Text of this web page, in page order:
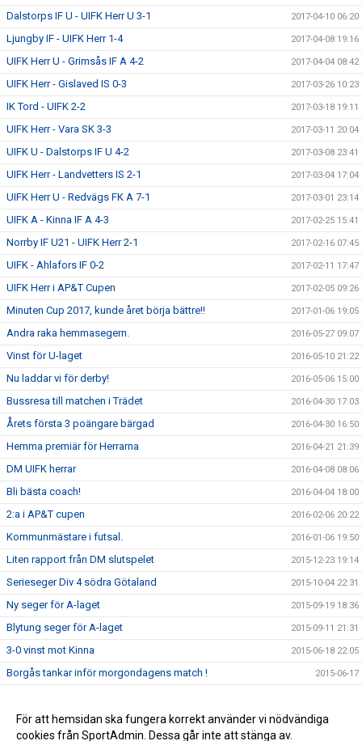
Dalstorps IF U - UIFK Herr U 3-1 2017-04-10 06:20
Ljungby IF - UIFK Herr 1-4 2017-04-08 19:16
UIFK Herr U - Grimsås IF A 4-2 2017-04-04 08:42
UIFK Herr - Gislaved IS 0-3 2017-03-26 10:23
IK Tord - UIFK 2-2 2017-03-18 19:11
UIFK Herr - Vara SK 3-3 2017-03-11 20:04
UIFK U - Dalstorps IF U 4-2 2017-03-08 23:41
UIFK Herr - Landvetters IS 2-1 2017-03-04 17:04
UIFK Herr U - Redvägs FK A 7-1 2017-03-01 23:14
UIFK A - Kinna IF A 4-3 2017-02-25 15:41
Norrby IF U21 - UIFK Herr 2-1 2017-02-16 07:45
UIFK - Ahlafors IF 0-2 2017-02-11 17:47
UIFK Herr i AP&T Cupen 2017-02-05 09:26
Minuten Cup 2017, kunde året börja bättre!! 2017-01-06 19:05
Andra raka hemmasegern. 2016-05-27 09:07
Vinst för U-laget 2016-05-10 21:22
Nu laddar vi för derby! 2016-05-06 15:00
Bussresa till matchen i Trädet 2016-04-30 17:03
Årets första 3 poängare bärgad 2016-04-30 16:50
Hemma premiär för Herrarna 2016-04-21 21:39
DM UIFK herrar 2016-04-08 08:06
Bli bästa coach! 2016-04-04 18:00
2:a i AP&T cupen 2016-02-06 20:22
Kommunmästare i futsal. 2016-01-06 19:50
Liten rapport från DM slutspelet 2015-12-23 19:14
Serieseger Div 4 södra Götaland 2015-10-04 22:31
Ny seger för A-laget 2015-09-19 18:36
Blytung seger för A-laget 2015-09-11 21:31
3-0 vinst mot Kinna 2015-06-18 22:05
Borgås tankar inför morgondagens match ! 2015-06-17
Stabil 3-0 seger mot Skene 2015-05-20 22:07
För att hemsidan ska fungera korrekt använder vi nödvändiga
cookies från SportAdmin. Dessa går inte att stänga av.